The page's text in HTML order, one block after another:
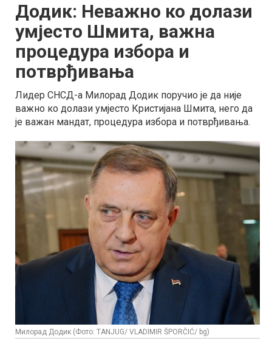
Додик: Неважно ко долази
умјесто Шмита, важна
процедура избора и
потврђивања
Лидер СНСД-а Милорад Додик поручио је да није
важно ко долази умјесто Кристијана Шмита, него да
је важан мандат, процедура избора и потврђивања.
Милорад Додик (Фото: TANJUG/ VLADIMIR ŠPORČIĆ/ bg)